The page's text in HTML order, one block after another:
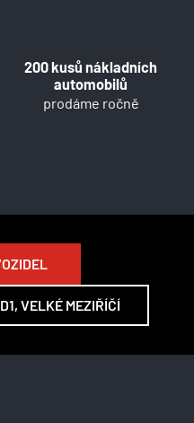
200 kusů nákladních
automobilů
prodáme ročně
VELKÉ MEZIŘÍČÍ